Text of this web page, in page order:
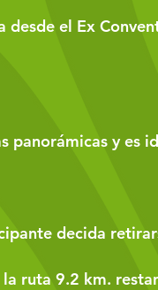
desde el Ex
panorámicas y es
decida
ruta 9.2 km.